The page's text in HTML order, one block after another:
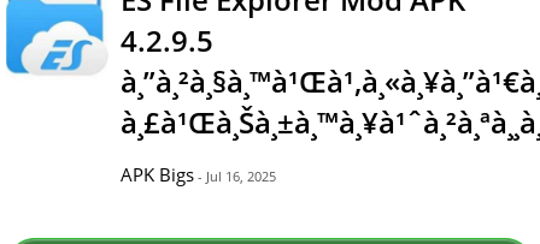
4.2.9.5
APK Bigs - Jul 16, 2025